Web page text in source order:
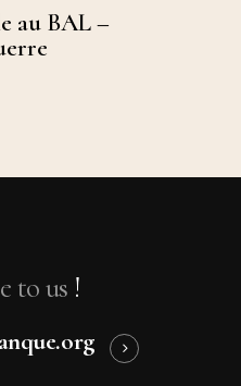
au BAL –
to us !